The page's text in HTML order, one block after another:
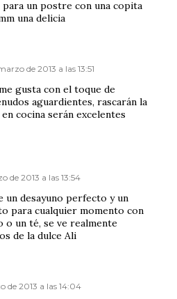
para un postre con una copita
una delicia
de 2013 a las 13:51
gusta con el toque de
aguardientes, rascarán la
cocina serán excelentes
de 2013 a las 13:54
un desayuno perfecto y un
para cualquier momento con
o un té, se ve realmente
de la dulce Ali
de 2013 a las 14:04